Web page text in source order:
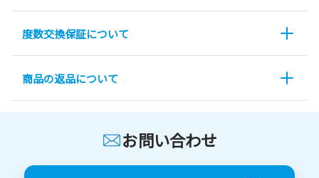
度数交換保証について
商品の返品について
お問い合わせ